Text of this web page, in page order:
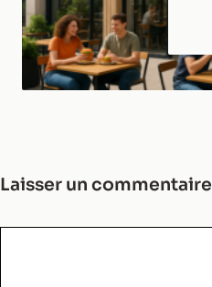
Laisser un commentaire